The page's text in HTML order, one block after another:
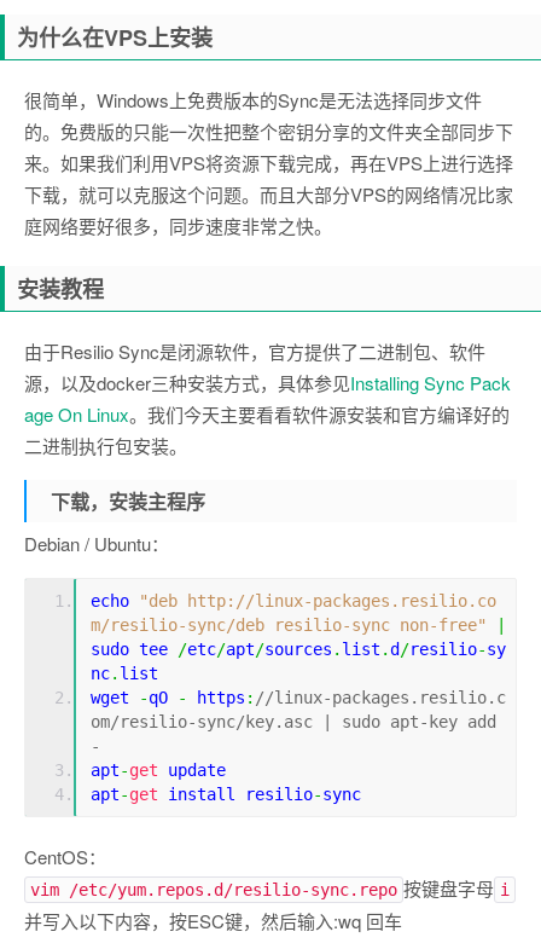
为什么在VPS上安装
很简单，Windows上免费版本的Sync是无法选择同步文件
的。免费版的只能一次性把整个密钥分享的文件夹全部同步下
来。如果我们利用VPS将资源下载完成，再在VPS上进行选择
下载，就可以克服这个问题。而且大部分VPS的网络情况比家
庭网络要好很多，同步速度非常之快。
安装教程
由于Resilio Sync是闭源软件，官方提供了二进制包、软件
源，以及docker三种安装方式，具体参见Installing Sync Pack
age On Linux。我们今天主要看看软件源安装和官方编译好的
二进制执行包安装。
下载，安装主程序
Debian / Ubuntu：
echo
"deb http://linux-packages.resilio.co
m/resilio-sync/deb resilio-sync non-free"
sudo tee
/etc/apt/sources . list .d /resilio-sy
nc. list
wget
-qO - https : //linux-packages.resilio.c
om/resilio-sync/key.asc | sudo apt-key add
-
apt-get update
apt-get install resilio-sync
CentOS：
vim /etc/yum.repos.d/resilio-sync.repo 按键盘字母 i
并写入以下内容，按ESC键，然后输入:wq 回车